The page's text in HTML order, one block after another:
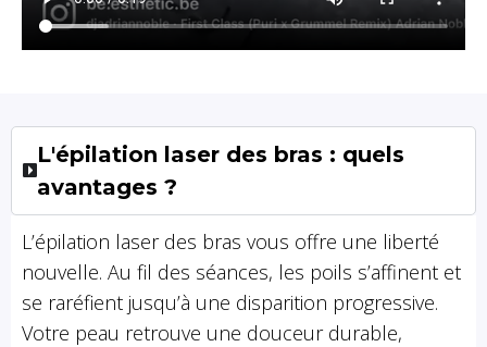
L'épilation laser des bras : quels
avantages ?
L’épilation laser des bras vous offre une liberté
nouvelle. Au fil des séances, les poils s’affinent et
se raréfient jusqu’à une disparition progressive.
Votre peau retrouve une douceur durable,